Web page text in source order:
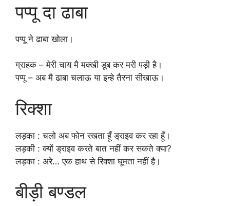
पप्पू दा ढाबा
पप्पू ने ढाबा खोला।
ग्राहक – मेरी चाय मै मक्खी डूब कर मरी पड़ी है।
पप्पू – अब मै ढाबा चलाऊ या इन्हे तैरना सीखाऊ।
रिक्शा
लड़का : चलो अब फोन रखता हूँ ड्राइव कर रहा हूँ।
लड़की : क्यों ड्राइव करते बात नहीं कर सकते क्या?
लड़का : अरे… एक हाथ से रिक्शा घूमता नहीं है।
बीड़ी बण्डल